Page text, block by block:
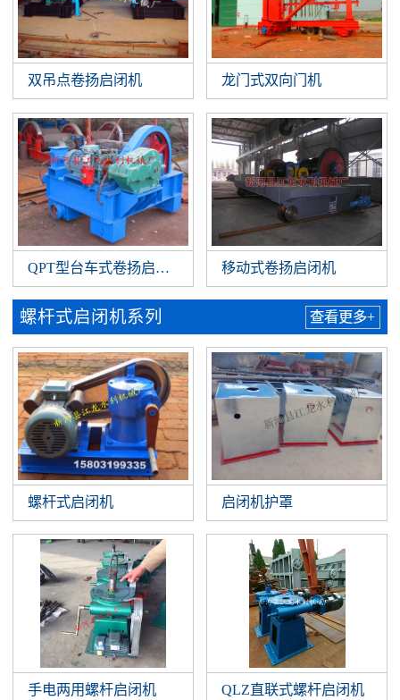
双吊点卷扬启闭机 龙门式双向门机
QPT型台车式卷扬启闭机 移动式卷扬启闭机
螺杆式启闭机系列 查看更多+
螺杆式启闭机 启闭机护罩
手电两用螺杆启闭机 QLZ直联式螺杆启闭机